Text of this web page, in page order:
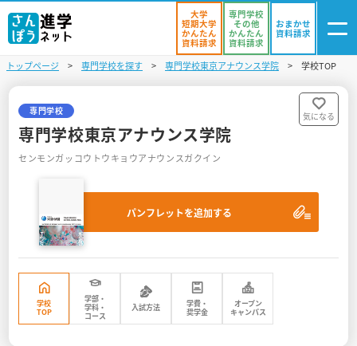
資料リスト
進学イベント
入試・受験入門
お役立ち情報
大学
短期大学
かんたん
資料請求
専門学校
その他
かんたん
資料請求
おまかせ
資料請求
トップページ 専門学校を探す 専門学校東京アナウンス学院 学校TOP
専門学校
専門学校東京アナウンス学院
センモンガッコウトウキョウアナウンスガクイン
パンフレットを追加する
気になる
学校
TOP
学部・
学科・
コース
入試方法
学費・
奨学金
オープン
キャンパス